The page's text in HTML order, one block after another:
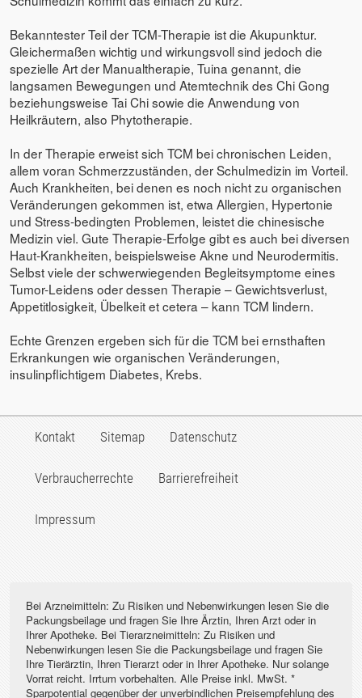
Bekanntester Teil der TCM-Therapie ist die Akupunktur.
Gleichermaßen wichtig und wirkungsvoll sind jedoch die
spezielle Art der Manualtherapie, Tuina genannt, die
langsamen Bewegungen und Atemtechnik des Chi Gong
beziehungsweise Tai Chi sowie die Anwendung von
Heilkräutern, also Phytotherapie.
In der Therapie erweist sich TCM bei chronischen Leiden,
allem voran Schmerzzuständen, der Schulmedizin im Vorteil.
Auch Krankheiten, bei denen es noch nicht zu organischen
Veränderungen gekommen ist, etwa Allergien, Hypertonie
und Stress-bedingten Problemen, leistet die chinesische
Medizin viel. Gute Therapie-Erfolge gibt es auch bei diversen
Haut-Krankheiten, beispielsweise Akne und Neurodermitis.
Selbst viele der schwerwiegenden Begleitsymptome eines
Tumor-Leidens oder dessen Therapie – Gewichtsverlust,
Appetitlosigkeit, Übelkeit et cetera – kann TCM lindern.
Echte Grenzen ergeben sich für die TCM bei ernsthaften
Erkrankungen wie organischen Veränderungen,
insulinpflichtigem Diabetes, Krebs.
Kontakt Sitemap Datenschutz
Verbraucherrechte Barrierefreiheit
Impressum
Bei Arzneimitteln: Zu Risiken und Nebenwirkungen lesen Sie die
Packungsbeilage und fragen Sie Ihre Ärztin, Ihren Arzt oder in
Ihrer Apotheke. Bei Tierarzneimitteln: Zu Risiken und
Nebenwirkungen lesen Sie die Packungsbeilage und fragen Sie
Ihre Tierärztin, Ihren Tierarzt oder in Ihrer Apotheke. Nur solange
Vorrat reicht. Irrtum vorbehalten. Alle Preise inkl. MwSt. *
Sparpotential gegenüber der unverbindlichen Preisempfehlung des